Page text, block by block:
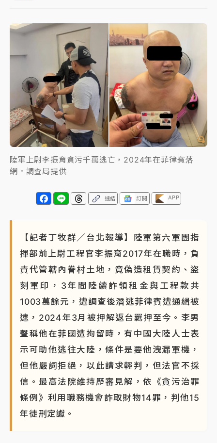
《知新聞》揭「運科計畫」人體實驗黑幕 運動部不追
究！遭監委質疑
台股處置新制明天上路 4大鬆綁一次看
周末精選｜ 鎢業董座離奇命喪豪宅！檢警3方向追出前
員工犯案 破案關鍵曝
陸軍上尉李振育貪污千萬逃亡，2024年在菲律賓落
網。調查局提供
連結 訂閱 APP
【記者丁牧群／台北報導】陸軍第六軍團指
揮部前上尉工程官李振育2017年在職時，負
責代管轄內眷村土地，竟偽造租賃契約、盜
刻軍印，3年間陸續詐領租金與工程款共
1003萬餘元，遭調查後潛逃菲律賓遭通緝被
逮，2024年3月被押解返台羈押至今。李男
聲稱他在菲國遭拘留時，有中國大陸人士表
示可助他逃往大陸，條件是要他洩漏軍機，
但他嚴詞拒絕，以此請求輕判，但法官不採
信。最高法院維持歷審見解，依《貪污治罪
條例》利用職務機會詐取財物14罪，判他15
年徒刑定讞。